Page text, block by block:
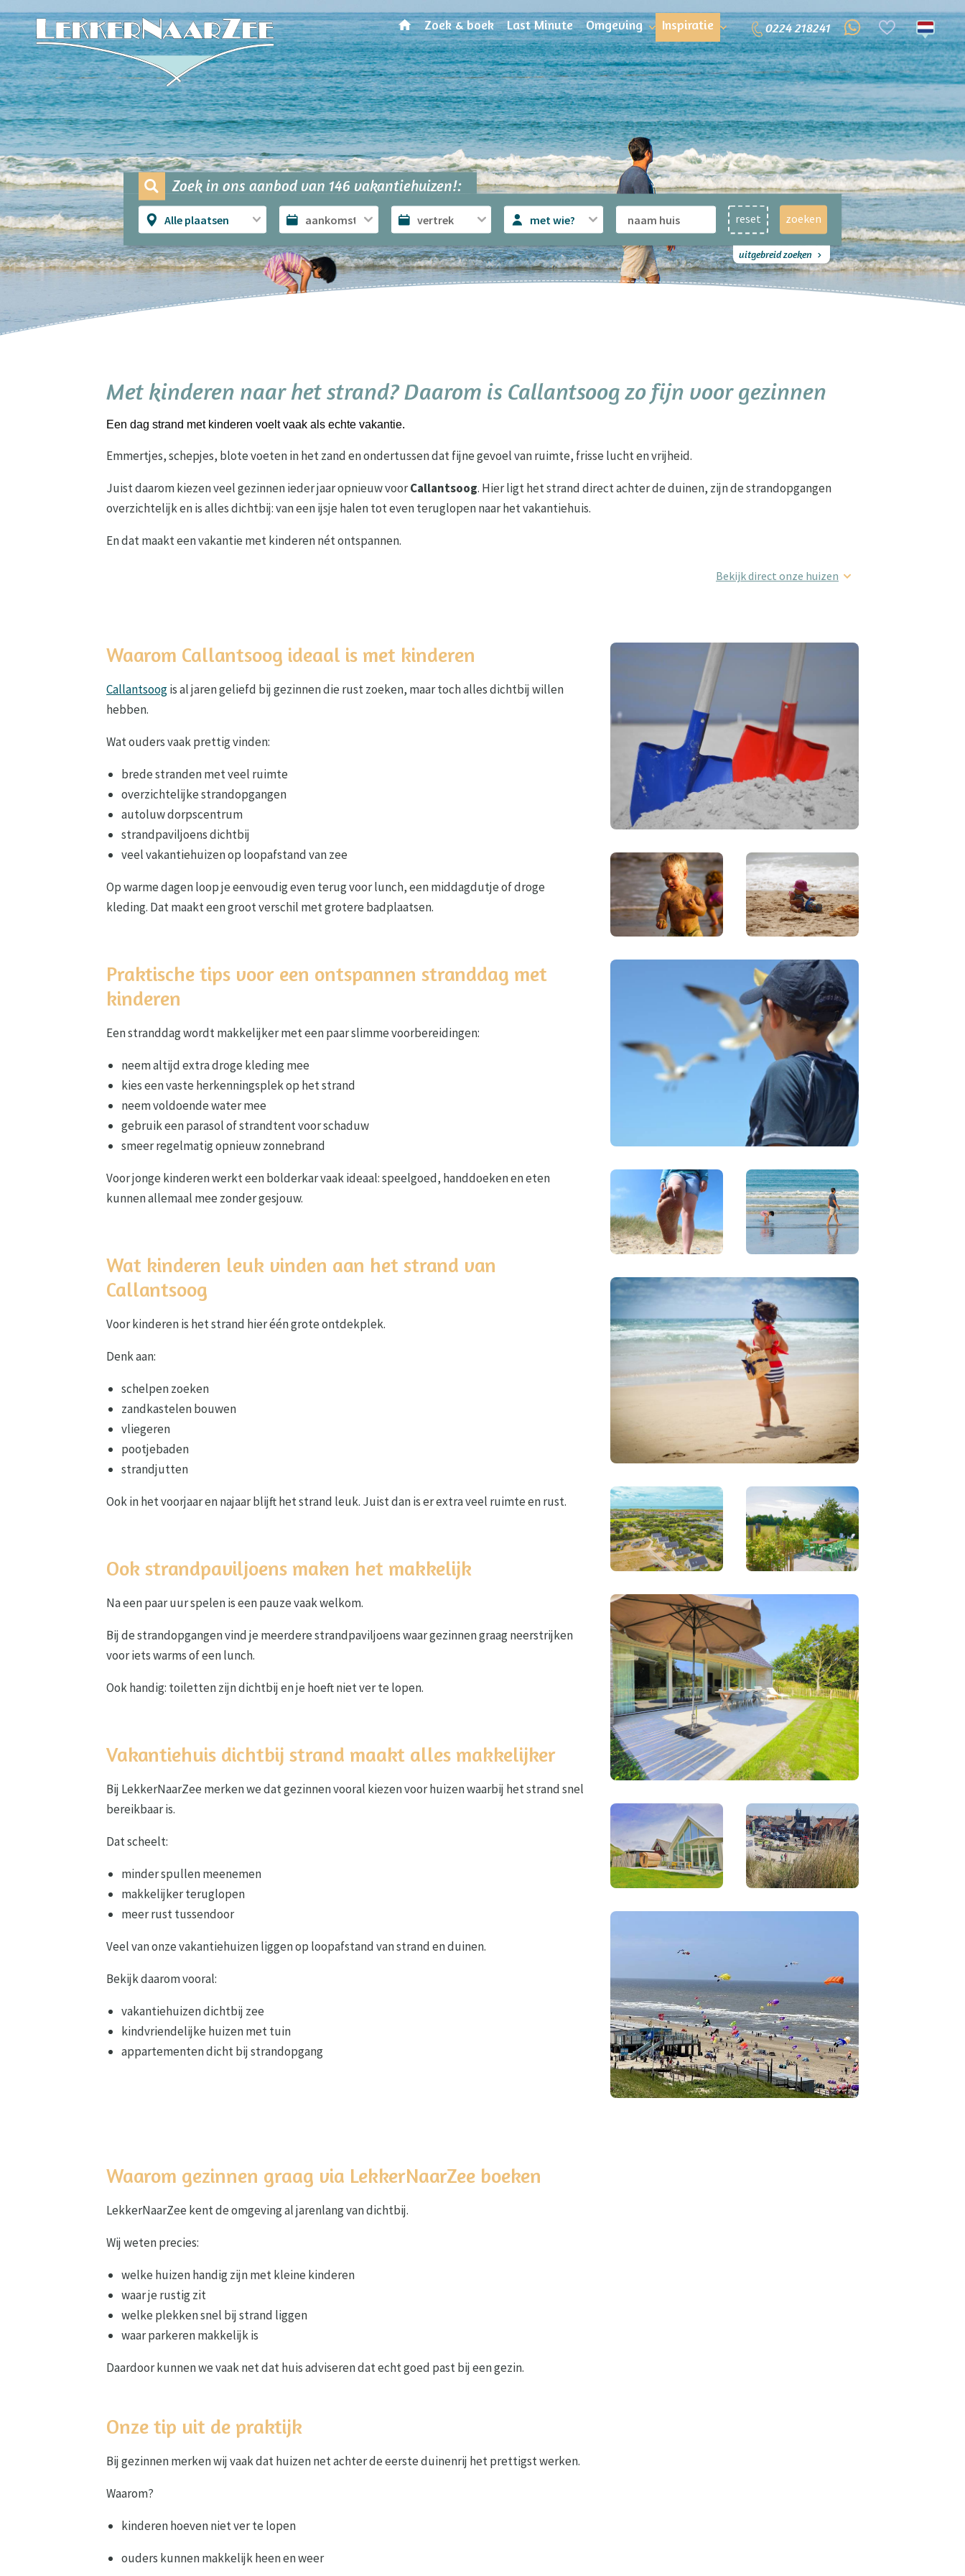
Zoek & boek Last Minute Omgeving Inspiratie 0224 218241
Zoek in ons aanbod van 146 vakantiehuizen!:
Alle plaatsen met wie? zoeken
reset
uitgebreid zoeken
Met kinderen naar het strand? Daarom is Callantsoog zo fijn voor gezinnen
Een dag strand met kinderen voelt vaak als echte vakantie.
Emmertjes, schepjes, blote voeten in het zand en ondertussen dat fijne gevoel van ruimte, frisse lucht en vrijheid.
Juist daarom kiezen veel gezinnen ieder jaar opnieuw voorCallantsoog. Hier ligt het strand direct achter de duinen, zijn de strandopgangen
overzichtelijk en is alles dichtbij: van een ijsje halen tot even teruglopen naar het vakantiehuis.
En dat maakt een vakantie met kinderen nét ontspannen.
Bekijk direct onze huizen
Waarom Callantsoog ideaal is met kinderen
Callantsoogis al jaren geliefd bij gezinnen die rust zoeken, maar toch alles dichtbij willen
hebben.
Wat ouders vaak prettig vinden:
brede stranden met veel ruimte
overzichtelijke strandopgangen
autoluw dorpscentrum
strandpaviljoens dichtbij
veel vakantiehuizen op loopafstand van zee
Op warme dagen loop je eenvoudig even terug voor lunch, een middagdutje of droge
kleding. Dat maakt een groot verschil met grotere badplaatsen.
Praktische tips voor een ontspannen stranddag met
kinderen
Een stranddag wordt makkelijker met een paar slimme voorbereidingen:
neem altijd extra droge kleding mee
kies een vaste herkenningsplek op het strand
neem voldoende water mee
gebruik een parasol of strandtent voor schaduw
smeer regelmatig opnieuw zonnebrand
Voor jonge kinderen werkt een bolderkar vaak ideaal: speelgoed, handdoeken en eten
kunnen allemaal mee zonder gesjouw.
Wat kinderen leuk vinden aan het strand van
Callantsoog
Voor kinderen is het strand hier één grote ontdekplek.
Denk aan:
schelpen zoeken
zandkastelen bouwen
vliegeren
pootjebaden
strandjutten
Ook in het voorjaar en najaar blijft het strand leuk. Juist dan is er extra veel ruimte en rust.
Ook strandpaviljoens maken het makkelijk
Na een paar uur spelen is een pauze vaak welkom.
Bij de strandopgangen vind je meerdere strandpaviljoens waar gezinnen graag neerstrijken
voor iets warms of een lunch.
Ook handig: toiletten zijn dichtbij en je hoeft niet ver te lopen.
Vakantiehuis dichtbij strand maakt alles makkelijker
Bij LekkerNaarZee merken we dat gezinnen vooral kiezen voor huizen waarbij het strand snel
bereikbaar is.
Dat scheelt:
minder spullen meenemen
makkelijker teruglopen
meer rust tussendoor
Veel van onze vakantiehuizen liggen op loopafstand van strand en duinen.
Bekijk daarom vooral:
vakantiehuizen dichtbij zee
kindvriendelijke huizen met tuin
appartementen dicht bij strandopgang
Waarom gezinnen graag via LekkerNaarZee boeken
LekkerNaarZee kent de omgeving al jarenlang van dichtbij.
Wij weten precies:
welke huizen handig zijn met kleine kinderen
waar je rustig zit
welke plekken snel bij strand liggen
waar parkeren makkelijk is
Daardoor kunnen we vaak net dat huis adviseren dat echt goed past bij een gezin.
Onze tip uit de praktijk
Bij gezinnen merken wij vaak dat huizen net achter de eerste duinenrij het prettigst werken.
Waarom?
kinderen hoeven niet ver te lopen
ouders kunnen makkelijk heen en weer